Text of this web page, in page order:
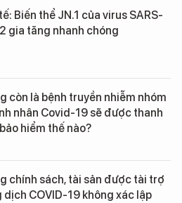
Biến thể JN.1 của virus SARS-
gia tăng nhanh chóng
còn là bệnh truyền nhiễm nhóm
nhân Covid-19 sẽ được thanh
hiểm thế nào?
chính sách, tài sản được tài trợ
dịch COVID-19 không xác lập